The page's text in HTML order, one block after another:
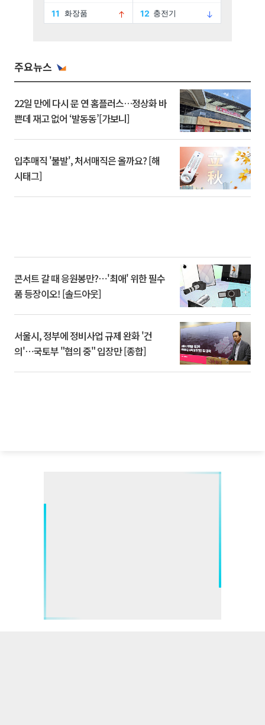
주요뉴스
22일 만에 다시 문 연 홈플러스…정상화 바
쁜데 재고 없어 ‘발동동’[가보니]
입추매직 '불발', 처서매직은 올까요? [해
시태그]
콘서트 갈 때 응원봉만?⋯'최애' 위한 필수
품 등장이오! [솔드아웃]
서울시, 정부에 정비사업 규제 완화 '건
의'⋯국토부 "협의 중" 입장만 [종합]